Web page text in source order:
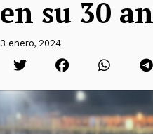
en su 30
3 enero, 2024